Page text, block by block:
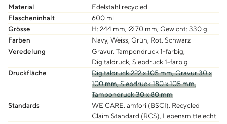
Material
Edelstahl recycled
Flascheninhalt
600 ml
Grösse
H: 244 mm, Ø 70 mm, Gewicht: 330 g
Farben
Navy, Weiss, Grün, Rot, Schwarz
Veredelung
Gravur, Tampondruck 1-farbig,
Digitaldruck, Siebdruck 1-farbig
Druckfläche
Digitaldruck 222 x 105 mm, Gravur 30 x
100 mm, Siebdruck 180 x 105 mm,
Tampondruck 30 x 80 mm
Standards
WE CARE, amfori (BSCI), Recycled
Claim Standard (RCS), Lebensmittelecht